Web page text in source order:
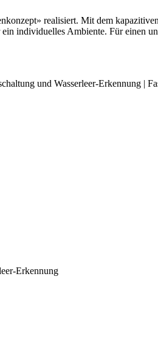
realisiert. Mit dem
individuelles Ambiente. Für einen
und Wasserleer-Erkennung |
Erkennung